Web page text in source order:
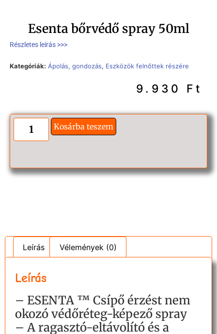
Esenta bőrvédő spray 50ml
Részletes leírás >>>
Kategóriák: Ápolás, gondozás, Eszközök felnőttek részére
9.930 Ft
Kosárba teszem
Leírás Vélemények (0)
Leírás
– ESENTA ™ Csípő érzést nem
okozó védőréteg-képező spray
– A ragasztó-eltávolító és a